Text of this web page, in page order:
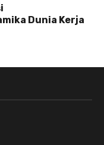
Dunia Kerja